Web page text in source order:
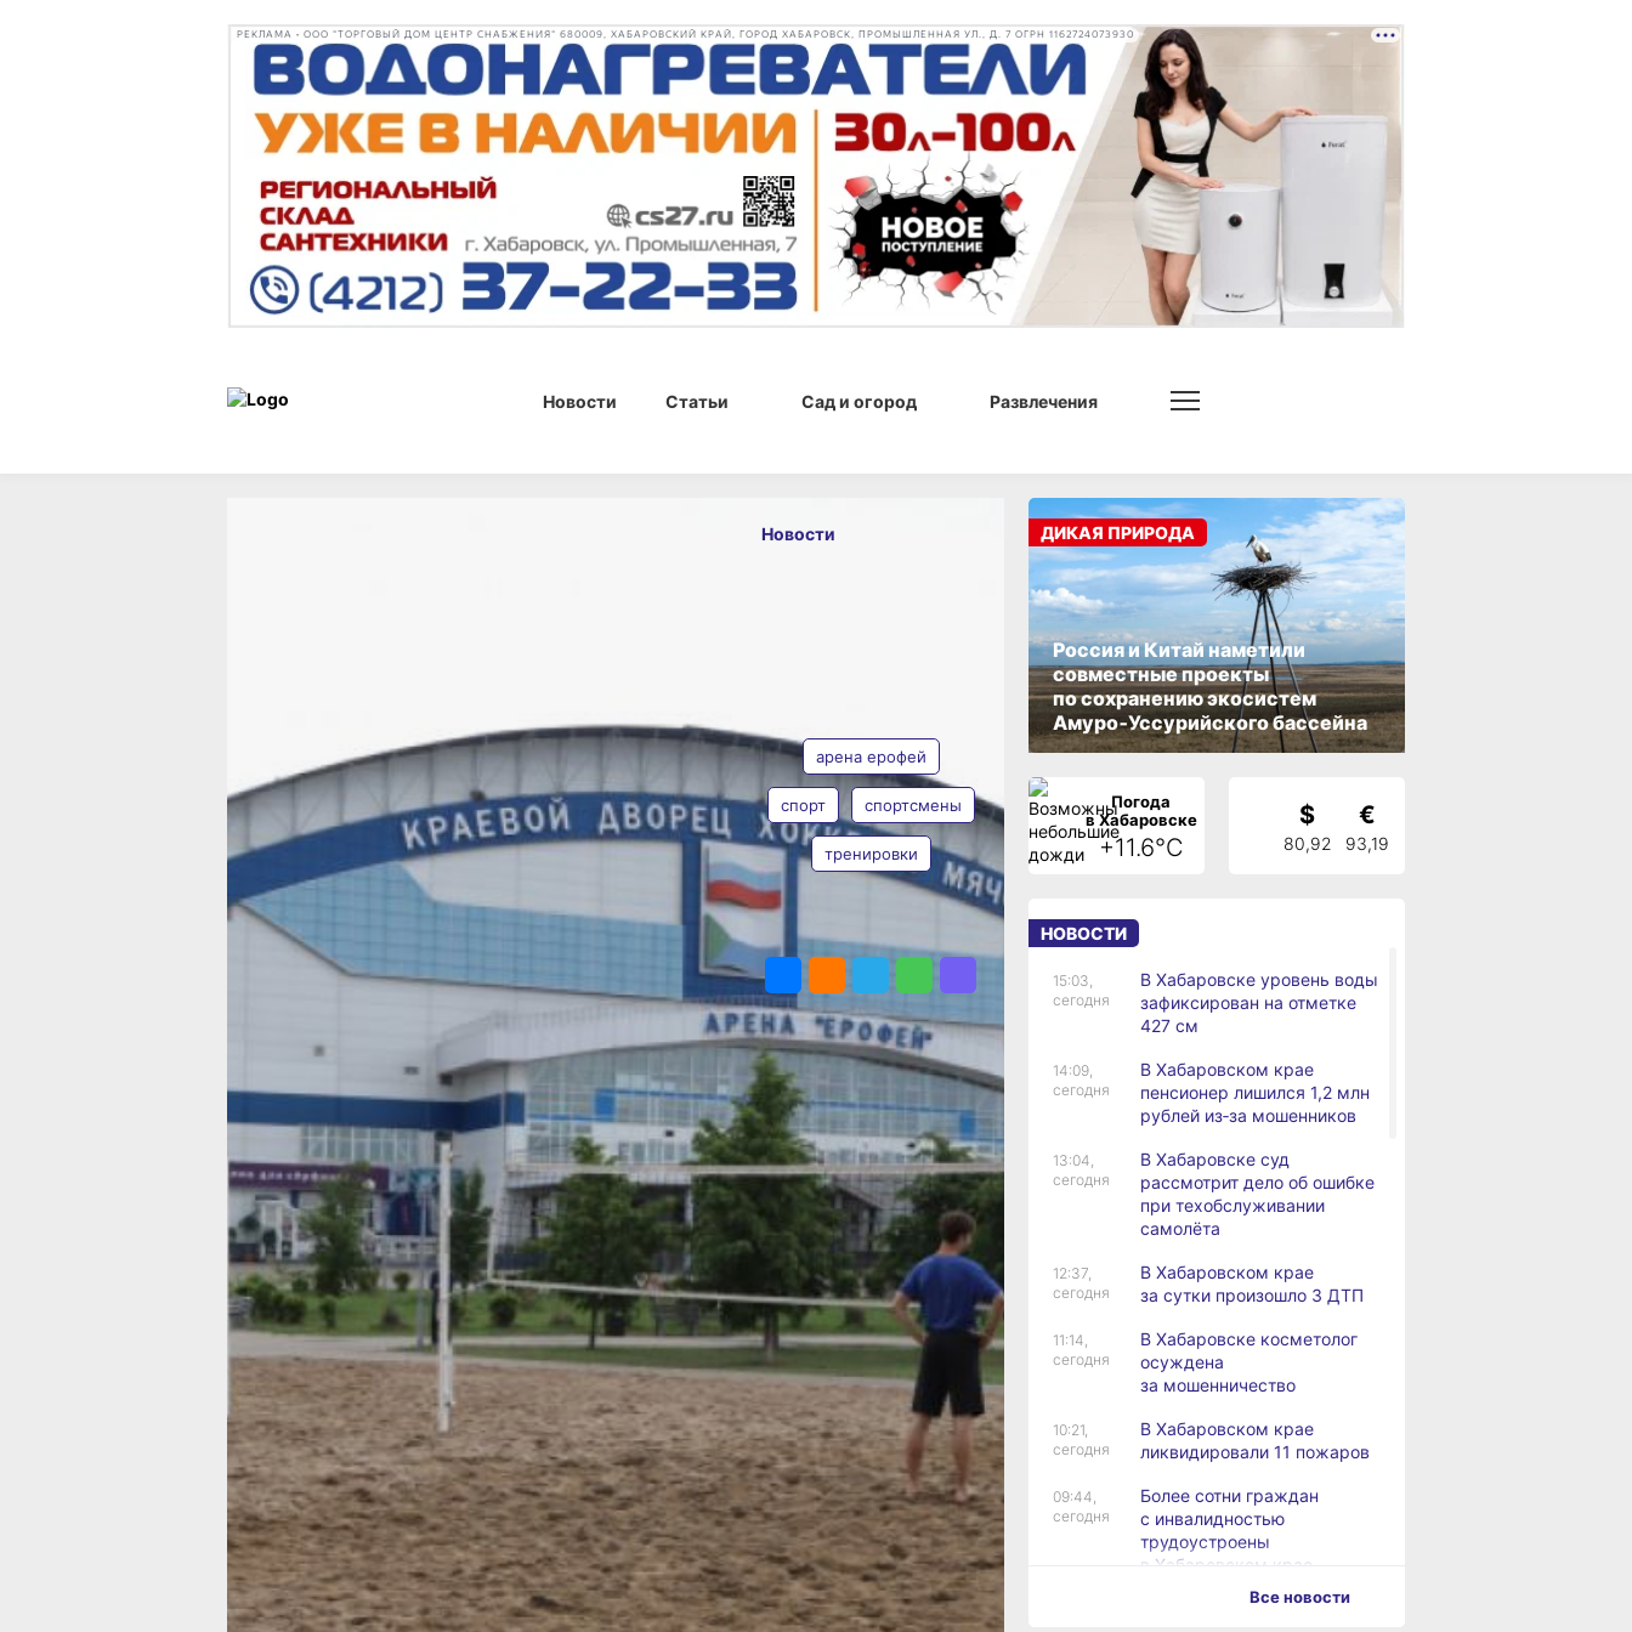
РЕКЛАМА • ООО "ТОРГОВЫЙ ДОМ ЦЕНТР СНАБЖЕНИЯ" 680009, ХАБАРОВСКИЙ КРАЙ, ГОРОД ХАБАРОВСК, ПРОМЫШЛЕННАЯ УЛ., Д. 7 ОГРН 1162724073930
Новости Статьи Сад и огород Развлечения
стартовали
бесплатные
тренировки
для детей
и взрослых
Занятия проходят в рамках госпрограммы
«Спорт России» по пятницам и субботам
Пресс-служба министерства спорта
В Хабаровске на «умной» спортивной
площадке возле Арены «Ерофей»
стартовали открытые бесплатные
тренировки под руководством
профессиональных инструкторов.
Как сообщили в пресс-службе
губернатора и правительства
Хабаровского края, занятия проводят
тренеры спортивной школы олимпийского
резерва «Ерофей» Демид Проскуряков,
Максим Якушев и Ярослав Алленов.
Тренировки отвечают целям
государственной программы «Спорт
России», инициированной Президентом РФ
Владимиром Путиным.
«Сначала мы ввели штатные ставки
инструкторов, чтобы помогать жителям
избегать травм. С этого лета ввели
организованные занятия для детей
и взрослых», — рассказала заместитель
директора по учебно-спортивной работе
СШОР «Ерофей» Александра Трофимович.
По пятницам с 18:00 до 19:00 занимаются
дети от 6 до 16 лет — тренировки
Новости
Субботина
арена ерофей
спорт спортсмены
тренировки
ПОДЕЛИТЬСЯ
Россия и Китай наметили
совместные проекты
по сохранению экосистем
Амуро‑Уссурийского бассейна
ДИКАЯ ПРИРОДА
Погода
в Хабаровске
+11.6°C
$
80,92
€
93,19
НОВОСТИ
15:03,
сегодня
В Хабаровске уровень воды
зафиксирован на отметке
427 см
14:09,
сегодня
В Хабаровском крае
пенсионер лишился 1,2 млн
рублей из‑за мошенников
13:04,
сегодня
В Хабаровске суд
рассмотрит дело об ошибке
при техобслуживании
самолёта
12:37,
сегодня
В Хабаровском крае
за сутки произошло 3 ДТП
11:14,
сегодня
В Хабаровске косметолог
осуждена
за мошенничество
10:21,
сегодня
В Хабаровском крае
ликвидировали 11 пожаров
09:44,
сегодня
Более сотни граждан
с инвалидностью
трудоустроены
в Хабаровском крае
Магнитные бури,
Все новости